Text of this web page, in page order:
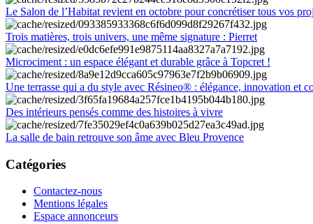
Le Salon de l’Habitat revient en octobre pour concrétiser tous vos
Trois matières, trois univers, une même signature : Pierret
Microciment : un espace élégant et durable grâce à Topcret !
Une terrasse qui a du style avec Résineo® : élégance, innovation et
Des intérieurs pensés comme des histoires à vivre
La salle de bain retrouve son âme avec Bleu Provence
Catégories
Contactez-nous
Mentions légales
Espace annonceurs